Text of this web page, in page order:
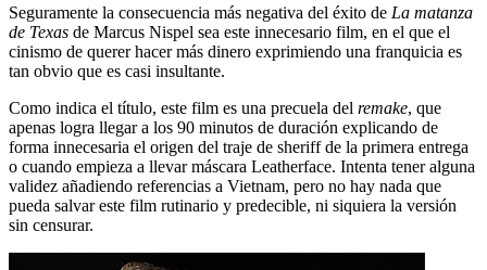
Seguramente la consecuencia más negativa del éxito de La matanza
de Texas de Marcus Nispel sea este innecesario film, en el que el
cinismo de querer hacer más dinero exprimiendo una franquicia es
tan obvio que es casi insultante.
Como indica el título, este film es una precuela del remake, que
apenas logra llegar a los 90 minutos de duración explicando de
forma innecesaria el origen del traje de sheriff de la primera entrega
o cuando empieza a llevar máscara Leatherface. Intenta tener alguna
validez añadiendo referencias a Vietnam, pero no hay nada que
pueda salvar este film rutinario y predecible, ni siquiera la versión
sin censurar.